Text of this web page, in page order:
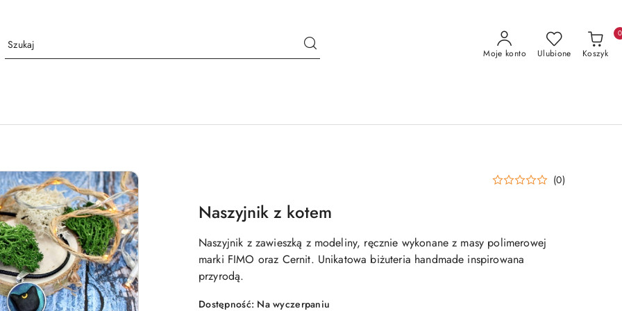
Moje konto Ulubione Koszyk
0
(0)
Naszyjnik z kotem
Naszyjnik z zawieszką z modeliny, ręcznie wykonane z masy polimerowej
marki FIMO oraz Cernit. Unikatowa biżuteria handmade inspirowana
przyrodą.
Dostępność: Na wyczerpaniu